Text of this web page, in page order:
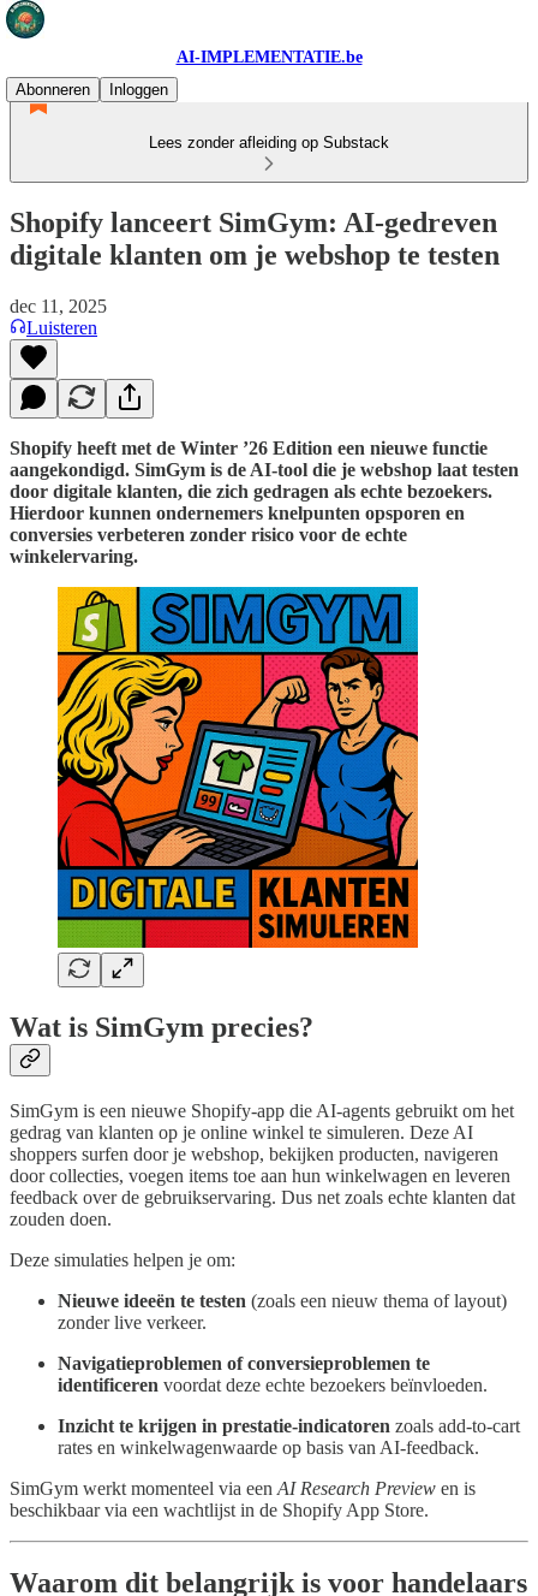
AI-IMPLEMENTATIE.be
Abonneren
Inloggen
Lees zonder afleiding op Substack
Shopify lanceert SimGym: AI-gedreven
digitale klanten om je webshop te testen
dec 11, 2025
Luisteren
Shopify heeft met de Winter ’26 Edition een nieuwe functie
aangekondigd. SimGym is de AI-tool die je webshop laat testen
door digitale klanten, die zich gedragen als echte bezoekers.
Hierdoor kunnen ondernemers knelpunten opsporen en
conversies verbeteren zonder risico voor de echte
winkelervaring.
Wat is SimGym precies?
SimGym is een nieuwe Shopify-app die AI-agents gebruikt om het
gedrag van klanten op je online winkel te simuleren. Deze AI
shoppers surfen door je webshop, bekijken producten, navigeren
door collecties, voegen items toe aan hun winkelwagen en leveren
feedback over de gebruikservaring. Dus net zoals echte klanten dat
zouden doen.
Deze simulaties helpen je om:
Nieuwe ideeën te testen (zoals een nieuw thema of layout)
zonder live verkeer.
Navigatieproblemen of conversieproblemen te
identificeren voordat deze echte bezoekers beïnvloeden.
Inzicht te krijgen in prestatie-indicatoren zoals add-to-cart
rates en winkelwagenwaarde op basis van AI-feedback.
SimGym werkt momenteel via een AI Research Preview en is
beschikbaar via een wachtlijst in de Shopify App Store.
Waarom dit belangrijk is voor handelaars